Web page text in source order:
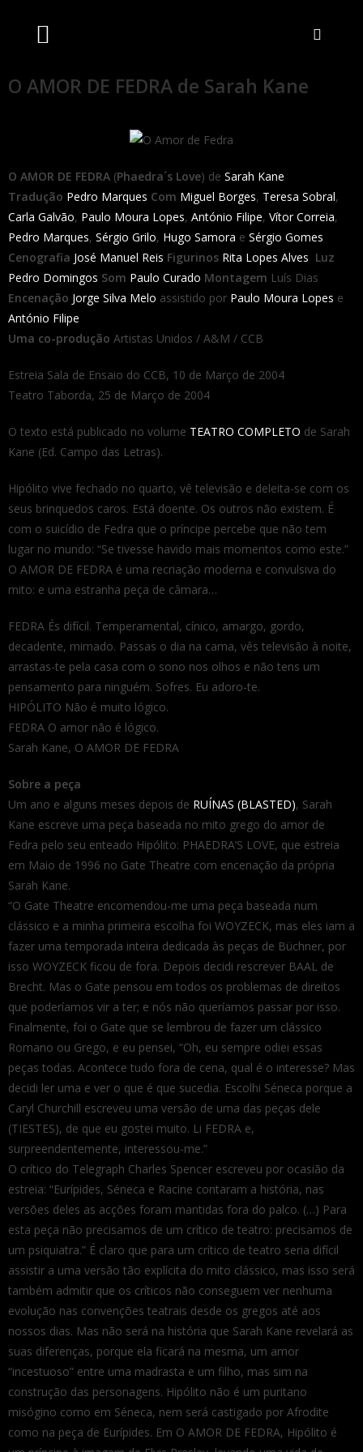
O AMOR DE FEDRA de Sarah Kane
O AMOR DE FEDRA (Phaedra´s Love) de Sarah Kane
Tradução Pedro Marques Com Miguel Borges, Teresa Sobral,
Carla Galvão, Paulo Moura Lopes, António Filipe, Vítor Correia,
Pedro Marques, Sérgio Grilo, Hugo Samora e Sérgio Gomes
Cenografia José Manuel Reis Figurinos Rita Lopes Alves Luz
Pedro Domingos Som Paulo Curado Montagem Luís Dias
Encenação Jorge Silva Melo assistido por Paulo Moura Lopes e
António Filipe
Uma co-produção Artistas Unidos / A&M / CCB
Estreia Sala de Ensaio do CCB, 10 de Março de 2004
Teatro Taborda, 25 de Março de 2004
O texto está publicado no volume TEATRO COMPLETO de Sarah
Kane (Ed. Campo das Letras).
Hipólito vive fechado no quarto, vê televisão e deleita-se com os
seus brinquedos caros. Está doente. Os outros não existem. É
com o suicídio de Fedra que o príncipe percebe que não tem
lugar no mundo: “Se tivesse havido mais momentos como este.”
O AMOR DE FEDRA é uma recriação moderna e convulsiva do
mito: e uma estranha peça de câmara…
FEDRA És difícil. Temperamental, cínico, amargo, gordo,
decadente, mimado. Passas o dia na cama, vês televisão à noite,
arrastas-te pela casa com o sono nos olhos e não tens um
pensamento para ninguém. Sofres. Eu adoro-te.
HIPÓLITO Não é muito lógico.
FEDRA O amor não é lógico.
Sarah Kane, O AMOR DE FEDRA
Sobre a peça
Um ano e alguns meses depois de RUÍNAS (BLASTED), Sarah
Kane escreve uma peça baseada no mito grego do amor de
Fedra pelo seu enteado Hipólito: PHAEDRA’S LOVE, que estreia
em Maio de 1996 no Gate Theatre com encenação da própria
Sarah Kane.
“O Gate Theatre encomendou-me uma peça baseada num
clássico e a minha primeira escolha foi WOYZECK, mas eles iam a
fazer uma temporada inteira dedicada às peças de Büchner, por
isso WOYZECK ficou de fora. Depois decidi rescrever BAAL de
Brecht. Mas o Gate pensou em todos os problemas de direitos
que poderíamos vir a ter; e nós não queríamos passar por isso.
Finalmente, foi o Gate que se lembrou de fazer um clássico
Romano ou Grego, e eu pensei, “Oh, eu sempre odiei essas
peças todas. Acontece tudo fora de cena, qual é o interesse? Mas
decidi ler uma e ver o que é que sucedia. Escolhi Séneca porque a
Caryl Churchill escreveu uma versão de uma das peças dele
(TIESTES), de que eu gostei muito. Li FEDRA e,
surpreendentemente, interessou-me.”
O crítico do Telegraph Charles Spencer escreveu por ocasião da
estreia: “Eurípides, Séneca e Racine contaram a história, nas
versões deles as acções foram mantidas fora do palco. (…) Para
esta peça não precisamos de um crítico de teatro: precisamos de
um psiquiatra.” É claro que para um crítico de teatro seria difícil
assistir a uma versão tão explícita do mito clássico, mas isso será
também admitir que os críticos não conseguem ver nenhuma
evolução nas convenções teatrais desde os gregos até aos
nossos dias. Mas não será na história que Sarah Kane revelará as
suas diferenças, porque ela ficará na mesma, um amor
“incestuoso” entre uma madrasta e um filho, mas sim na
construção das personagens. Hipólito não é um puritano
misógino como em Séneca, nem será castigado por Afrodite
como na peça de Eurípides. Em O AMOR DE FEDRA, Hipólito é